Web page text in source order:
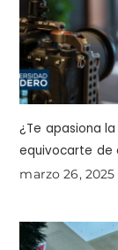
¿Te apasiona
equivocarte de
marzo 26, 2025